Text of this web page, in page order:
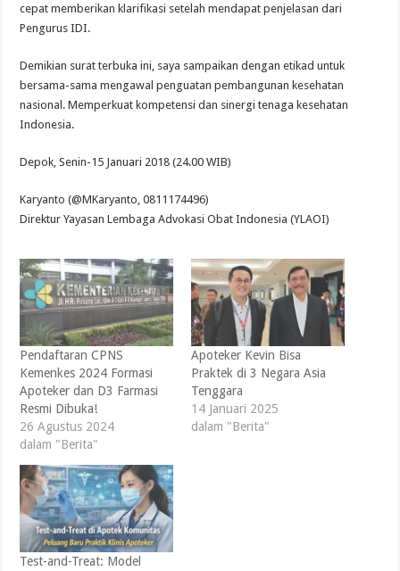
cepat memberikan klarifikasi setelah mendapat penjelasan dari
Pengurus IDI.
Demikian surat terbuka ini, saya sampaikan dengan etikad untuk
bersama-sama mengawal penguatan pembangunan kesehatan
nasional. Memperkuat kompetensi dan sinergi tenaga kesehatan
Indonesia.
Depok, Senin-15 Januari 2018 (24.00 WIB)
Karyanto (@MKaryanto, 0811174496)
Direktur Yayasan Lembaga Advokasi Obat Indonesia (YLAOI)
Pendaftaran CPNS
Kemenkes 2024 Formasi
Apoteker dan D3 Farmasi
Resmi Dibuka!
26 Agustus 2024
dalam "Berita"
Apoteker Kevin Bisa
Praktek di 3 Negara Asia
Tenggara
14 Januari 2025
dalam "Berita"
Test-and-Treat: Model